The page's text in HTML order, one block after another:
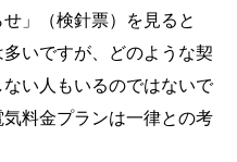
」（検針票）を見ると
いですが、どのような契
い人もいるのではないで
料金プランは一律との考